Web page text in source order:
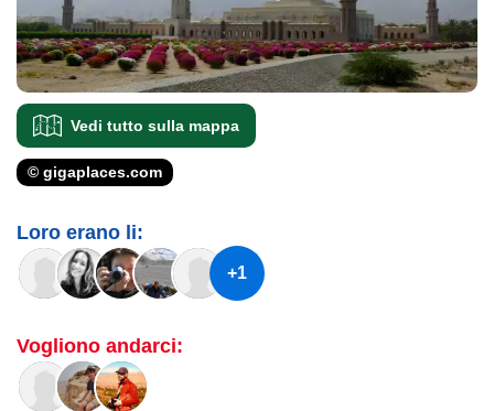
Vedi tutto sulla mappa
© gigaplaces.com
Loro erano li:
+1
Vogliono andarci: